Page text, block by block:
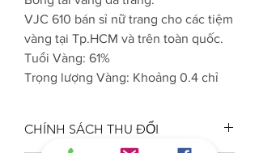
VJC 610 bán sỉ nữ trang cho các tiệm
vàng tại Tp.HCM và trên toàn quốc.
Tuổi Vàng: 61%
Trọng lượng Vàng: Khoảng 0.4 chỉ
CHÍNH SÁCH THU ĐỔI